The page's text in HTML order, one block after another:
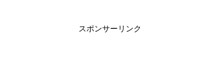
スポンサーリンク